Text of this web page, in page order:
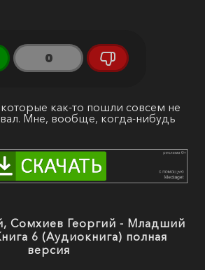
0
как-то пошли совсем не
Мне, вообще, когда-нибудь
Сомхиев Георгий - Младший
6 (Аудиокнига) полная
версия